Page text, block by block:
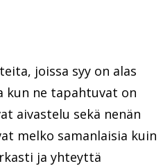
joissa syy on alas
kun ne tapahtuvat on
aivastelu sekä nenän
melko samanlaisia kuin
ja yhteyttä